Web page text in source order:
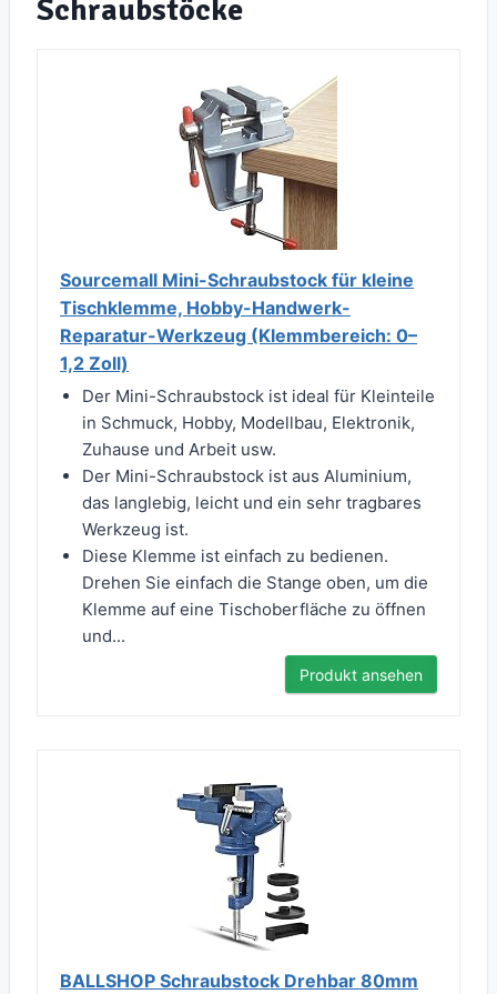
Schraubstöcke
Sourcemall Mini-Schraubstock für kleine
Tischklemme, Hobby-Handwerk-
Reparatur-Werkzeug (Klemmbereich: 0–
1,2 Zoll)
Der Mini-Schraubstock ist ideal für Kleinteile
in Schmuck, Hobby, Modellbau, Elektronik,
Zuhause und Arbeit usw.
Der Mini-Schraubstock ist aus Aluminium,
das langlebig, leicht und ein sehr tragbares
Werkzeug ist.
Diese Klemme ist einfach zu bedienen.
Drehen Sie einfach die Stange oben, um die
Klemme auf eine Tischoberfläche zu öffnen
und...
Produkt ansehen
BALLSHOP Schraubstock Drehbar 80mm